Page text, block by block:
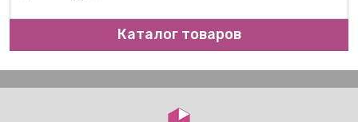
Каталог товаров